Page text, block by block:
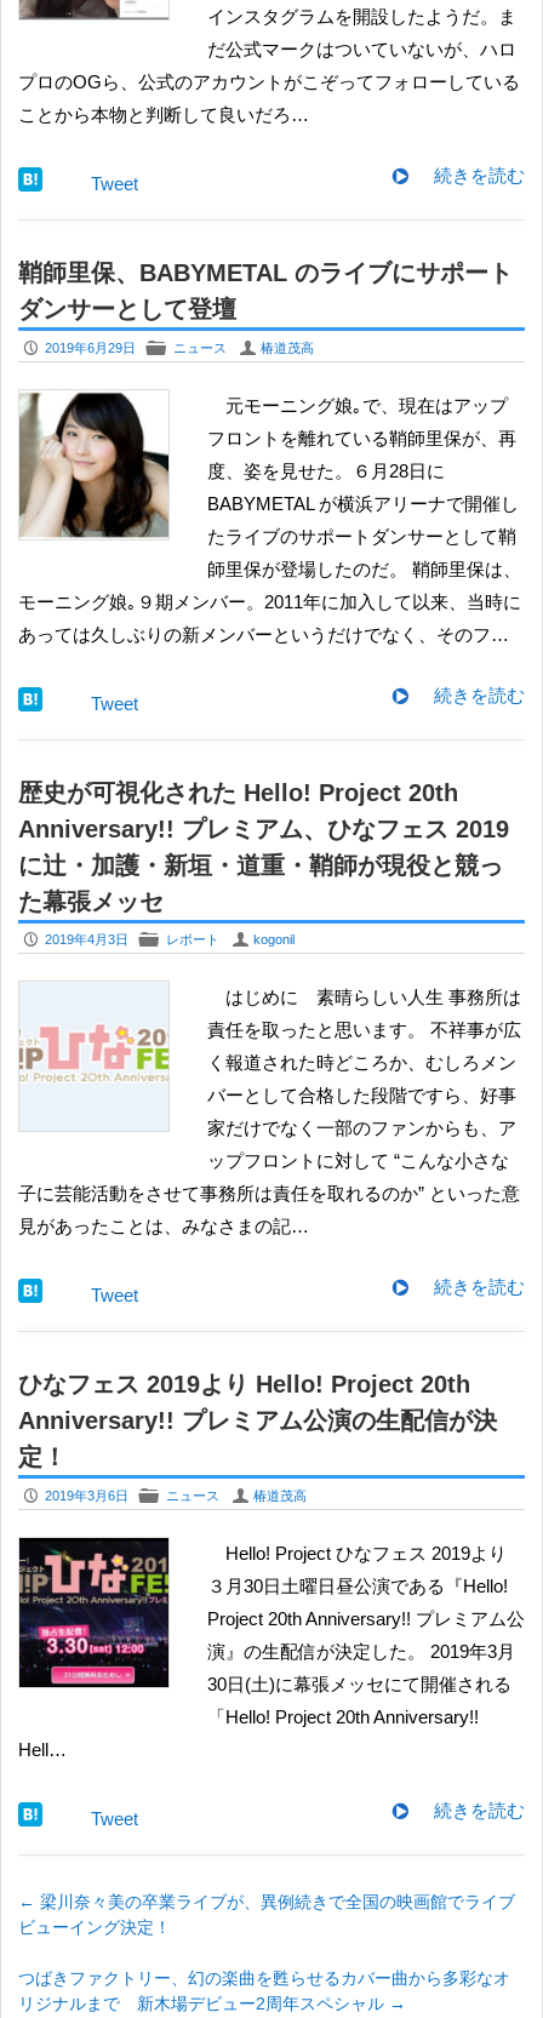
インスタグラムを開設したようだ。ま
だ公式マークはついていないが、ハロ
プロのOGら、公式のアカウントがこぞってフォローしている
ことから本物と判断して良いだろ…
続きを読む
Tweet
鞘師里保、BABYMETAL のライブにサポート
ダンサーとして登壇
P 2019年6月29日 F ニュース U 椿道茂高
元モーニング娘｡で、現在はアップ
フロントを離れている鞘師里保が、再
度、姿を見せた。６月28日に
BABYMETAL が横浜アリーナで開催し
たライブのサポートダンサーとして鞘
師里保が登場したのだ。 鞘師里保は、
モーニング娘｡９期メンバー。2011年に加入して以来、当時に
あっては久しぶりの新メンバーというだけでなく、そのフ…
続きを読む
Tweet
歴史が可視化された Hello! Project 20th
Anniversary!! プレミアム、ひなフェス 2019
に辻・加護・新垣・道重・鞘師が現役と競っ
た幕張メッセ
P 2019年4月3日 F レポート U kogonil
はじめに 素晴らしい人生 事務所は
責任を取ったと思います。 不祥事が広
く報道された時どころか、むしろメン
バーとして合格した段階ですら、好事
家だけでなく一部のファンからも、ア
ップフロントに対して “こんな小さな
子に芸能活動をさせて事務所は責任を取れるのか” といった意
見があったことは、みなさまの記…
続きを読む
Tweet
ひなフェス 2019より Hello! Project 20th
Anniversary!! プレミアム公演の生配信が決
定！
P 2019年3月6日 F ニュース U 椿道茂高
Hello! Project ひなフェス 2019より
３月30日土曜日昼公演である『Hello!
Project 20th Anniversary!! プレミアム公
演』の生配信が決定した。 2019年3月
30日(土)に幕張メッセにて開催される
「Hello! Project 20th Anniversary!!
Hell…
続きを読む
Tweet
← 梁川奈々美の卒業ライブが、異例続きで全国の映画館でライブ
ビューイング決定！
つばきファクトリー、幻の楽曲を甦らせるカバー曲から多彩なオ
リジナルまで 新木場デビュー2周年スペシャル →